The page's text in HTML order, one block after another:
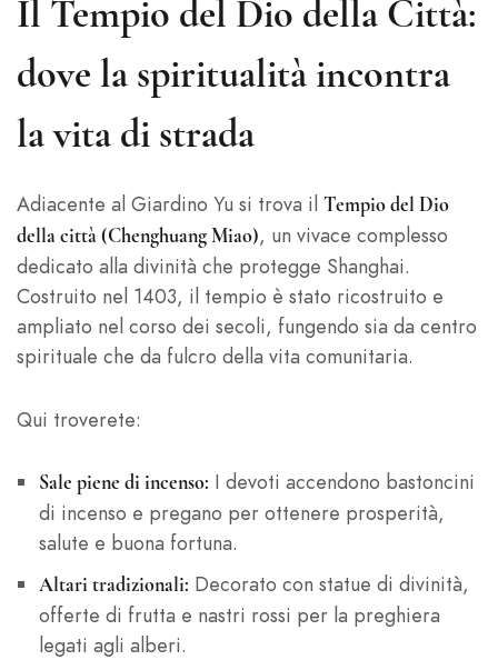
Il Tempio del Dio della Città:
dove la spiritualità incontra
la vita di strada
Adiacente al Giardino Yu si trova il Tempio del Dio
della città (Chenghuang Miao), un vivace complesso
dedicato alla divinità che protegge Shanghai.
Costruito nel 1403, il tempio è stato ricostruito e
ampliato nel corso dei secoli, fungendo sia da centro
spirituale che da fulcro della vita comunitaria.
Qui troverete:
Sale piene di incenso: I devoti accendono bastoncini
di incenso e pregano per ottenere prosperità,
salute e buona fortuna.
Altari tradizionali: Decorato con statue di divinità,
offerte di frutta e nastri rossi per la preghiera
legati agli alberi.